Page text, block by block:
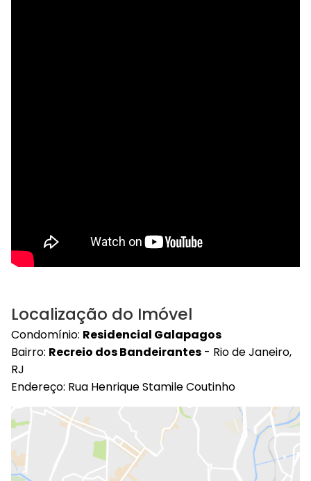
Localização do Imóvel
Condomínio: Residencial Galapagos
Bairro: Recreio dos Bandeirantes - Rio de Janeiro,
RJ
Endereço: Rua Henrique Stamile Coutinho